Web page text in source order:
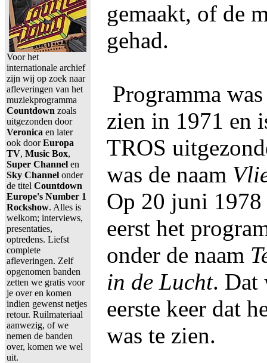
Voor het
internationale archief
zijn wij op zoek naar
afleveringen van het
muziekprogramma
Countdown zoals
uitgezonden door
Veronica en later
ook doorEuropa
TV, Music Box,
Super Channel en
Sky Channel onder
de titel Countdown
Europe's Number 1
Rockshow. Alles is
welkom; interviews,
presentaties,
optredens. Liefst
complete
afleveringen. Zelf
opgenomen banden
zetten we gratis voor
je over en komen
indien gewenst netjes
retour. Ruilmateriaal
aanwezig, of we
nemen de banden
over, komen we wel
uit.
gemaakt, of de
gehad.
Programma
zien in 1971 en
TROS
was de naam
Op 20 juni
eerst het
onder de naam
in de Lucht. Dat
eerste keer dat
was te zien.